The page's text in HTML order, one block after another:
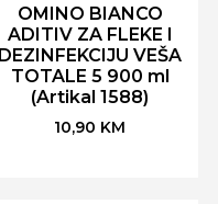
OMINO BIANCO
ADITIV ZA FLEKE I
DEZINFEKCIJU VEŠA
TOTALE 5 900 ml
(Artikal 1588)
10,90 KM